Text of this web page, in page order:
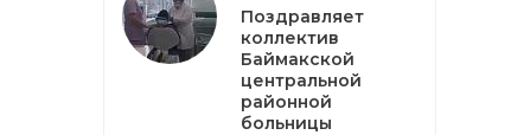
Поздравляет
коллектив
Баймакской
центральной
районной
больницы